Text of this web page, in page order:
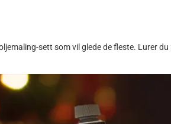
sett som vil glede de fleste. Lurer du